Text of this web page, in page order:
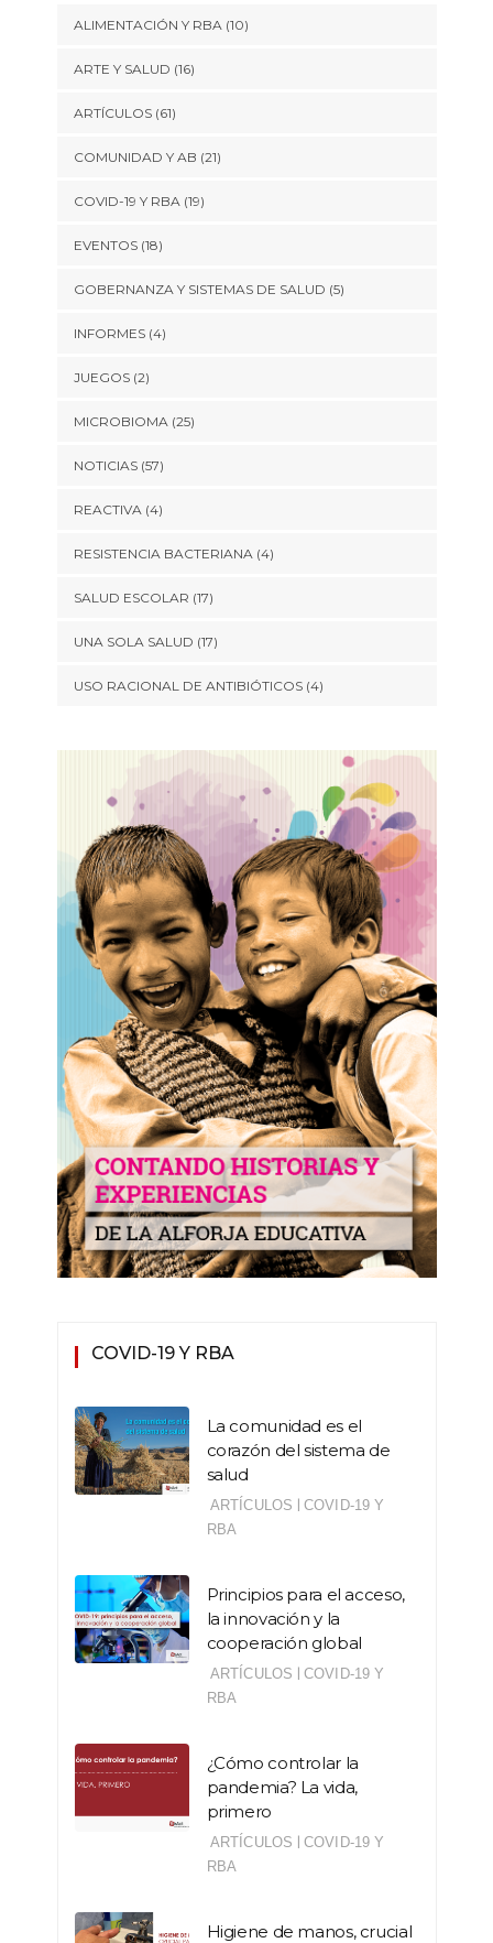
ALIMENTACIÓN Y RBA (10)
ARTE Y SALUD (16)
ARTÍCULOS(61)
COMUNIDAD Y AB (21)
COVID-19 Y RBA (19)
EVENTOS(18)
GOBERNANZA Y SISTEMAS DE SALUD (5)
INFORMES(4)
JUEGOS(2)
MICROBIOMA (25)
NOTICIAS(57)
REACTIVA (4)
RESISTENCIA BACTERIANA (4)
SALUD ESCOLAR (17)
UNA SOLA SALUD (17)
USO RACIONAL DE ANTIBIÓTICOS(4)
COVID-19 Y RBA
La comunidad es el
corazón del sistema de
salud
ARTÍCULOS | COVID-19 Y
RBA
Principios para el acceso,
la innovación y la
cooperación global
ARTÍCULOS | COVID-19 Y
RBA
¿Cómo controlar la
pandemia? La vida,
primero
ARTÍCULOS | COVID-19 Y
RBA
Higiene de manos, crucial